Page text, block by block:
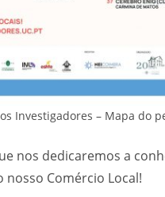
Investigadores – Mapa do
nos dedicaremos a
nosso Comércio Local!